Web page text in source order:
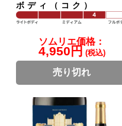
ボディ（コク）
ソムリエ価格：
4,950円 (税込)
売り切れ